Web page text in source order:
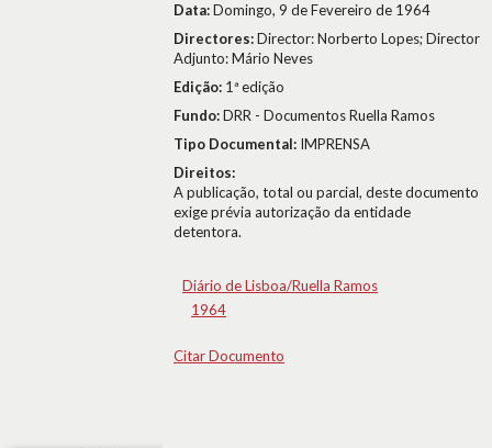
Data:Domingo, 9 de Fevereiro de 1964
Directores:Director: Norberto Lopes; Director
Adjunto: Mário Neves
Edição: 1ª edição
Fundo:DRR - Documentos Ruella Ramos
Tipo Documental: IMPRENSA
Direitos:
A publicação, total ou parcial, deste documento
exige prévia autorização da entidade
detentora.
Diário de Lisboa/Ruella Ramos
1964
Citar Documento